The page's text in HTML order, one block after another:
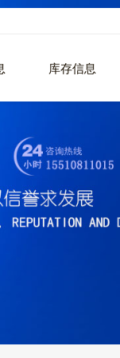
库存信息